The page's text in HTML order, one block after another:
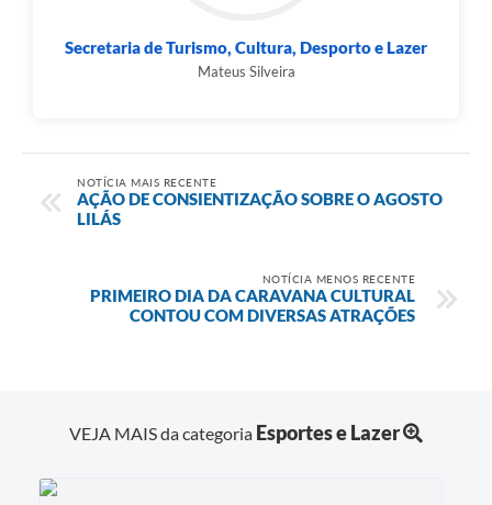
Secretaria de Turismo, Cultura, Desporto e Lazer
Mateus Silveira
NOTÍCIA MAIS RECENTE
AÇÃO DE CONSIENTIZAÇÃO SOBRE O AGOSTO
LILÁS
NOTÍCIA MENOS RECENTE
PRIMEIRO DIA DA CARAVANA CULTURAL
CONTOU COM DIVERSAS ATRAÇÕES
VEJA MAIS da categoria Esportes e Lazer